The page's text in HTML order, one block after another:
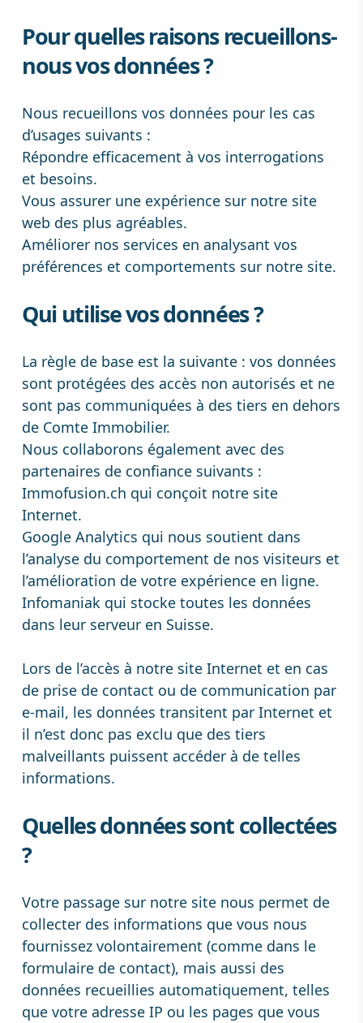
Pour quelles raisons recueillons-
nous vos données ?
Nous recueillons vos données pour les cas
d’usages suivants :
Répondre efficacement à vos interrogations
et besoins.
Vous assurer une expérience sur notre site
web des plus agréables.
Améliorer nos services en analysant vos
préférences et comportements sur notre site.
Qui utilise vos données ?
La règle de base est la suivante : vos données
sont protégées des accès non autorisés et ne
sont pas communiquées à des tiers en dehors
de Comte Immobilier.
Nous collaborons également avec des
partenaires de confiance suivants :
Immofusion.ch qui conçoit notre site
Internet.
Google Analytics qui nous soutient dans
l’analyse du comportement de nos visiteurs et
l’amélioration de votre expérience en ligne.
Infomaniak qui stocke toutes les données
dans leur serveur en Suisse.
Lors de l’accès à notre site Internet et en cas
de prise de contact ou de communication par
e-mail, les données transitent par Internet et
il n’est donc pas exclu que des tiers
malveillants puissent accéder à de telles
informations.
Quelles données sont collectées
?
Votre passage sur notre site nous permet de
collecter des informations que vous nous
fournissez volontairement (comme dans le
formulaire de contact), mais aussi des
données recueillies automatiquement, telles
que votre adresse IP ou les pages que vous